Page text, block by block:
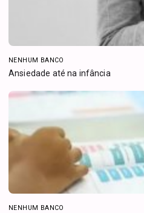
NENHUM BANCO
Ansiedade até na infância
NENHUM BANCO